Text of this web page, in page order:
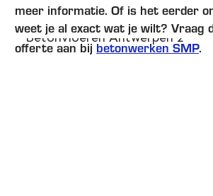
meer informatie. Of is het eerder
weet je al exact wat je wilt? Vraag
offerte aan bijbetonwerken SMP.